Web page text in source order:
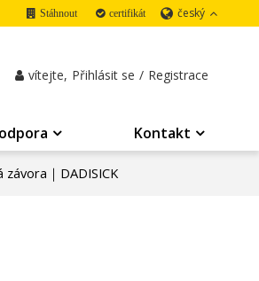
Stáhnout certifikát český
vítejte, Přihlásit se / Registrace
Kontakt
｜DADISICK